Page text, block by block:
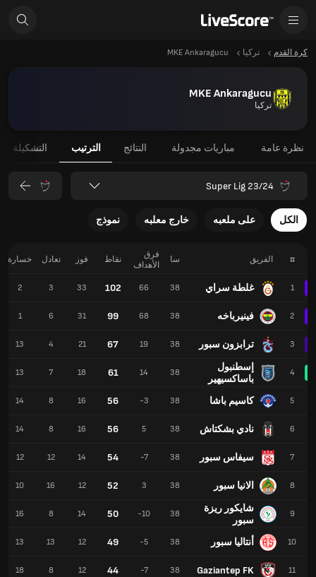
كرة القدم تركيا MKE Ankaragucu
MKE Ankaragucu
تركيا
نظرة عامة مباريات مجدولة النتائج الترتيب التشكيلة
Super Lig 23/24
الكل على ملعبه خارج معلبه نموذج
# الفريق
1 غلطة سراي
2 فينيرباخه
3 ترابزون سبور
4
إسطنبول
باساكسيهير
5 كاسيم باشا
6 نادي بشكتاش
7 سيفاس سبور
8 الانيا سبور
9
شايكور ريزة
سبور
10 أنتاليا سبور
11
Gaziantep FK
سا
فرق
الأهداف
نقاط فوز تعادل خسارة
38
66
102
33
3
2
38
68
99
31
6
1
38
19
67
21
4
13
38
14
61
18
7
13
38
-3
56
16
8
14
38
5
56
16
8
14
38
-7
54
14
12
12
38
3
52
12
16
10
38
-10
50
14
8
16
38
-5
49
12
13
13
38
-7
44
12
8
18